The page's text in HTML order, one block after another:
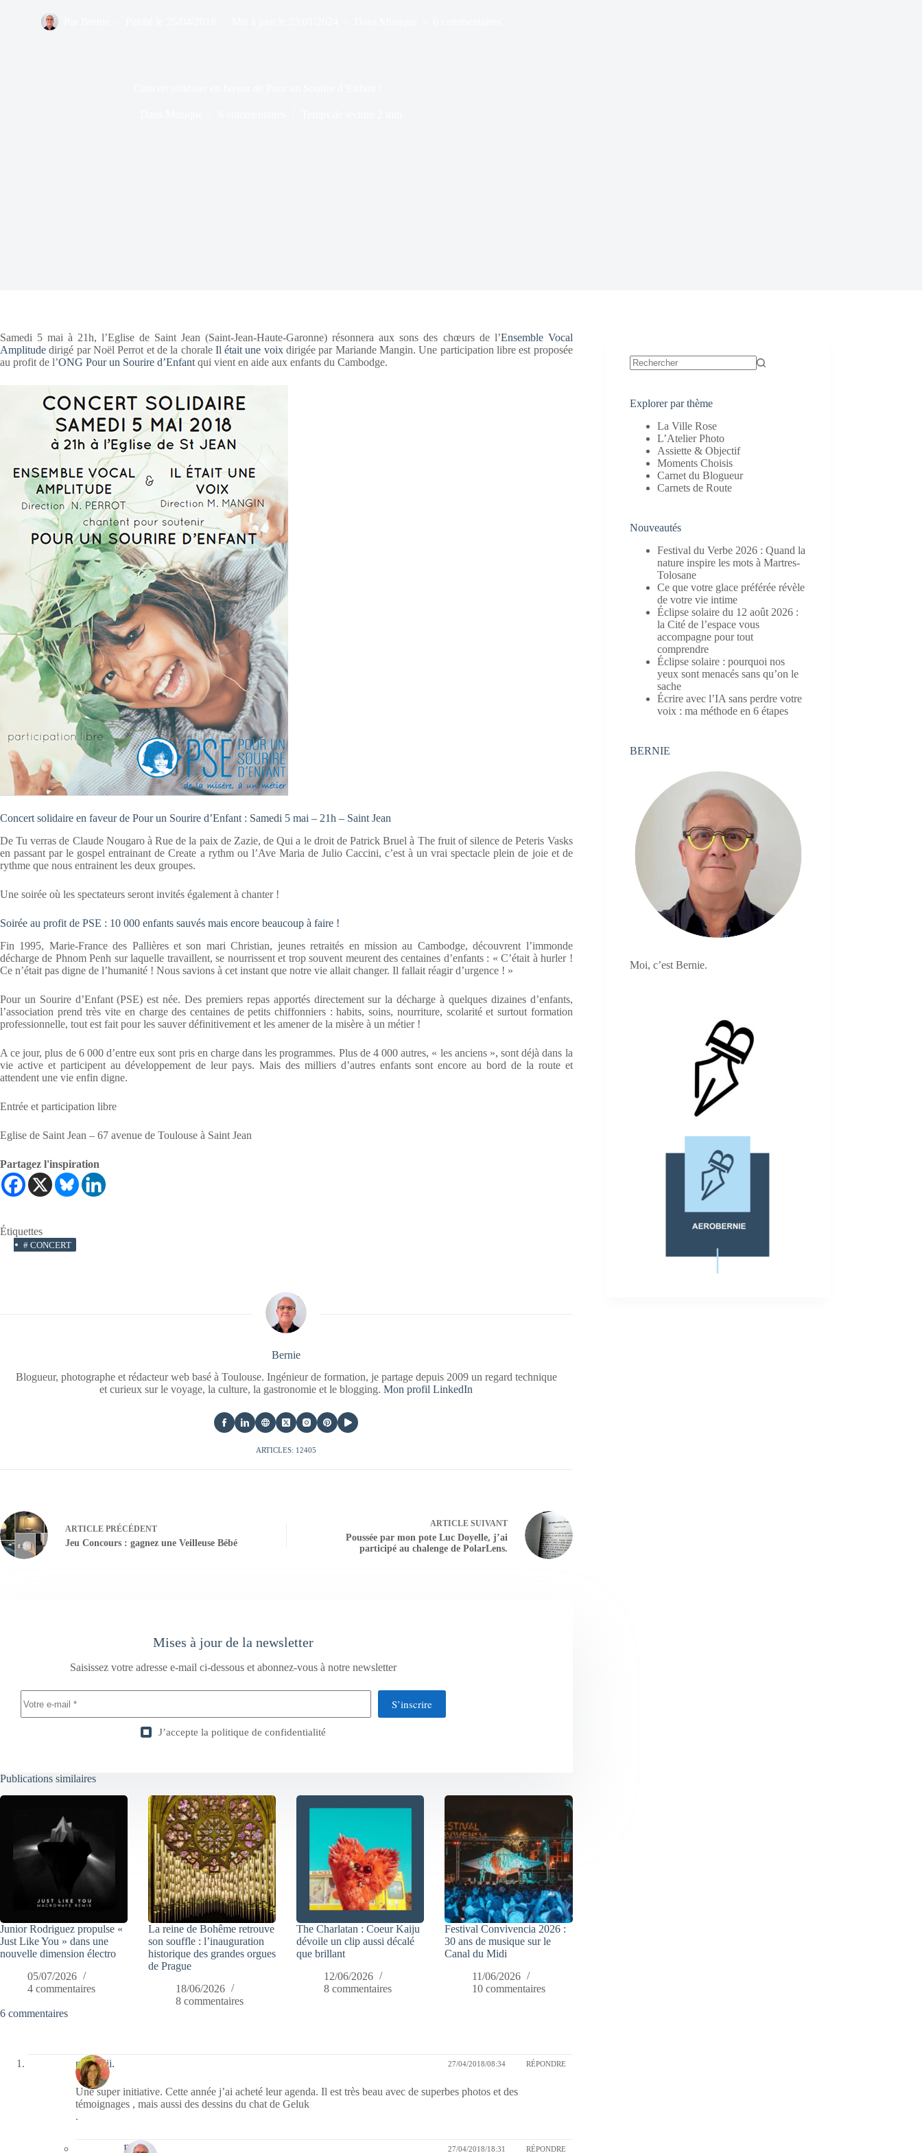
Samedi 5 mai à 21h, l’Eglise de Saint Jean (Saint-Jean-Haute-Garonne) résonnera aux sons des chœurs de l’Ensemble Vocal
Amplitude dirigé par Noël Perrot et de la chorale Il était une voixdirigée par Mariande Mangin. Une participation libre est proposée
au profit de l’ONG Pour un Sourire d’Enfant qui vient en aide aux enfants du Cambodge.
Concert solidaire en faveur de Pour un Sourire d’Enfant : Samedi 5 mai – 21h – Saint Jean
De Tu verras de Claude Nougaro à Rue de la paix de Zazie, de Qui a le droit de Patrick Bruel à The fruit of silence de Peteris Vasks
en passant par le gospel entrainant de Create a rythm ou l’Ave Maria de Julio Caccini, c’est à un vrai spectacle plein de joie et de
rythme que nous entrainent les deux groupes.
Une soirée où les spectateurs seront invités également à chanter !
Soirée au profit de PSE : 10 000 enfants sauvés mais encore beaucoup à faire !
Fin 1995, Marie-France des Pallières et son mari Christian, jeunes retraités en mission au Cambodge, découvrent l’immonde
décharge de Phnom Penh sur laquelle travaillent, se nourrissent et trop souvent meurent des centaines d’enfants : « C’était à hurler !
Ce n’était pas digne de l’humanité ! Nous savions à cet instant que notre vie allait changer. Il fallait réagir d’urgence ! »
Pour un Sourire d’Enfant (PSE) est née. Des premiers repas apportés directement sur la décharge à quelques dizaines d’enfants,
l’association prend très vite en charge des centaines de petits chiffonniers : habits, soins, nourriture, scolarité et surtout formation
professionnelle, tout est fait pour les sauver définitivement et les amener de la misère à un métier !
A ce jour, plus de 6 000 d’entre eux sont pris en charge dans les programmes. Plus de 4 000 autres, « les anciens », sont déjà dans la
vie active et participent au développement de leur pays. Mais des milliers d’autres enfants sont encore au bord de la route et
attendent une vie enfin digne.
Entrée et participation libre
Eglise de Saint Jean – 67 avenue de Toulouse à Saint Jean
Partagez l'inspiration
Étiquettes
# CONCERT
Bernie
Blogueur, photographe et rédacteur web basé à Toulouse. Ingénieur de formation, je partage depuis 2009 un regard technique
et curieux sur le voyage, la culture, la gastronomie et le blogging.Mon profil LinkedIn
ARTICLES: 12405
ARTICLE PRÉCÉDENT
Jeu Concours : gagnez une Veilleuse Bébé
ARTICLESUIVANT
Poussée par mon pote Luc Doyelle, j’ai
participé au chalenge de PolarLens.
Mises à jour de la newsletter
Saisissez votre adresse e-mail ci-dessous et abonnez-vous à notre newsletter
S’inscrire
J’accepte la politique de confidentialité
Publications similaires
Junior Rodriguez propulse «
Just Like You » dans une
nouvelle dimension électro
05/07/2026
4 commentaires
La reine de Bohême retrouve
son souffle : l’inauguration
historique des grandes orgues
de Prague
18/06/2026
8 commentaires
The Charlatan : Coeur Kaiju
dévoile un clip aussi décalé
que brillant
12/06/2026
8 commentaires
Festival Convivencia 2026 :
30 ans de musique sur le
Canal du Midi
11/06/2026
10 commentaires
6 commentaires
missfujii. 27/04/2018/08:34 RÉPONDRE
Une super initiative. Cette année j’ai acheté leur agenda. Il est très beau avec de superbes photos et des
témoignages , mais aussi des dessins du chat de Geluk
.
Bernie 27/04/2018/18:31 RÉPONDRE
Explorer par thème
La Ville Rose
L’Atelier Photo
Assiette & Objectif
Moments Choisis
Carnet du Blogueur
Carnets de Route
Nouveautés
Festival du Verbe 2026 : Quand la
nature inspire les mots à Martres-
Tolosane
Ce que votre glace préférée révèle
de votre vie intime
Éclipse solaire du 12 août 2026 :
la Cité de l’espace vous
accompagne pour tout
comprendre
Éclipse solaire : pourquoi nos
yeux sont menacés sans qu’on le
sache
Écrire avec l’IA sans perdre votre
voix : ma méthode en 6 étapes
BERNIE
Moi, c’est Bernie.